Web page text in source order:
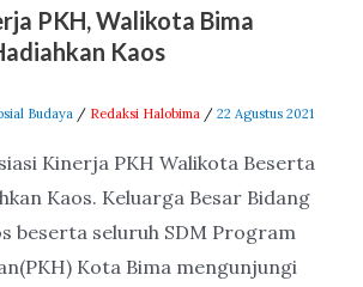
PKH, Walikota Bima
Kaos
Budaya / Redaksi Halobima / 22 Agustus 2021
Kinerja PKH Walikota Beserta
Kaos. Keluarga Besar Bidang
beserta seluruh SDM Program
Kota Bima mengunjungi